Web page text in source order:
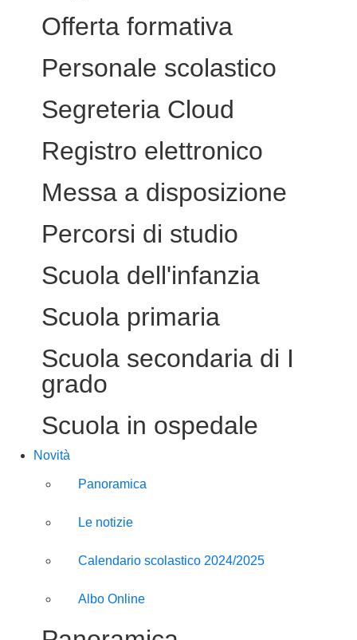
Offerta formativa
Personale scolastico
Segreteria Cloud
Registro elettronico
Messa a disposizione
Percorsi di studio
Scuola dell'infanzia
Scuola primaria
Scuola secondaria di I
grado
Scuola in ospedale
Novità
Panoramica
Le notizie
Calendario scolastico 2024/2025
Albo Online